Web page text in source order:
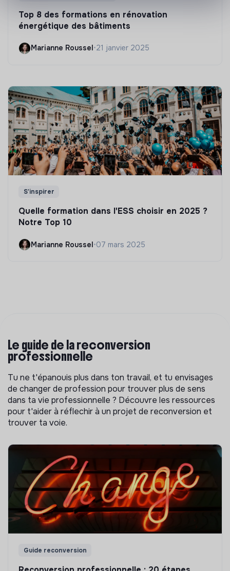
Top 8 des formations en rénovation
énergétique des bâtiments
Marianne Roussel•21 janvier 2025
S'inspirer
Quelle formation dans l'ESS choisir en 2025 ?
Notre Top 10
Marianne Roussel•07 mars 2025
Le guide de la reconversion
professionnelle
Tu ne t'épanouis plus dans ton travail, et tu envisages
de changer de profession pour trouver plus de sens
dans ta vie professionnelle ? Découvre les ressources
pour t'aider à réflechir à un projet de reconversion et
trouver ta voie.
Guide reconversion